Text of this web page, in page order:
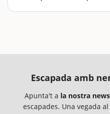
Escapada amb
Apunta't a la nostra
escapades. Una vegada